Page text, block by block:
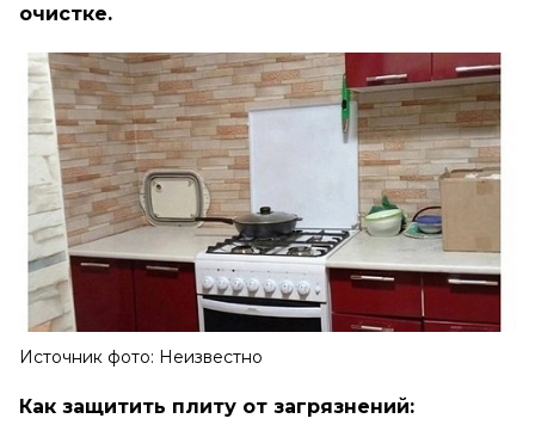
очистке.
Источник фото: Неизвестно
Как защитить плиту от загрязнений: